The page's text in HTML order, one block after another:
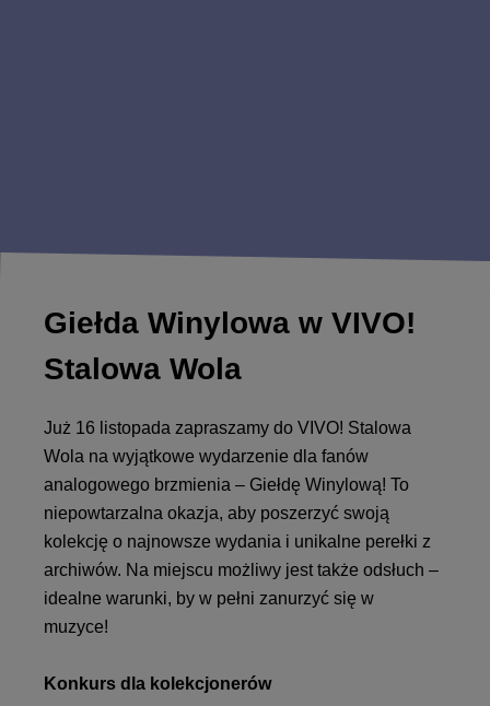
Giełda Winylowa w VIVO!
Stalowa Wola
Już 16 listopada zapraszamy do VIVO! Stalowa
Wola na wyjątkowe wydarzenie dla fanów
analogowego brzmienia – Giełdę Winylową! To
niepowtarzalna okazja, aby poszerzyć swoją
kolekcję o najnowsze wydania i unikalne perełki z
archiwów. Na miejscu możliwy jest także odsłuch –
idealne warunki, by w pełni zanurzyć się w
muzyce!
Konkurs dla kolekcjonerów